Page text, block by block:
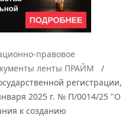
правовое
ленты ПРАЙМ
регистрации,
2025 г. № П/0014/25 "О
к созданию